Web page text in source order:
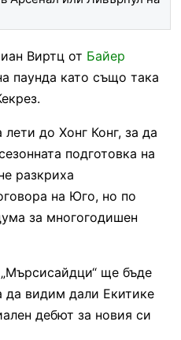
Виртц от Байер
паунда като също така
до Хонг Конг, за да
подготовка на
разкриха
на Юго, но по
за многогодишен
ще бъде
да видим дали Екитике
дебют за новия си